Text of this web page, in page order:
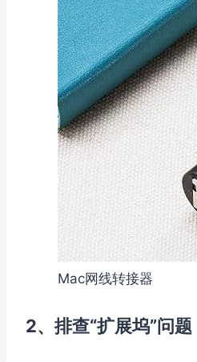
Mac网线转接器
2、排查“扩展坞”问题